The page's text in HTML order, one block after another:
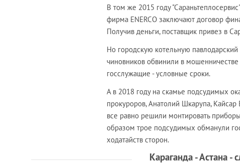
В том же 2015 году
фирма ENERCO заключают договор
Получив деньги, поставщик привез в
Но городскую котельную
чиновников обвинили в
госслужащие - условные сроки.
А в 2018 году на скамье подсудимых
прокуроров, Анатолий Шкарупа,
все равно решили монтировать
образом трое подсудимых обманули
ходатайств сторон.
Караганда - Астана -